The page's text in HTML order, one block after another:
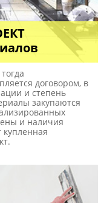
договором, в
и степень
закупаются
и наличия
купленная